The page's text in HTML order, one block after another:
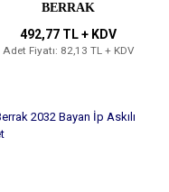
BERRAK
492,77 TL + KDV
Adet Fiyatı: 82,13 TL + KDV